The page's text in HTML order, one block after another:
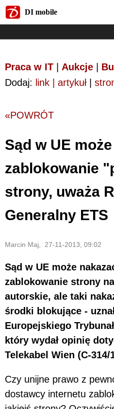
DI mobile
Praca w IT Aukcje
Dodaj: link | artykuł|
«POWRÓT
Sąd w UE
zablokowanie
strony, uważa
Generalny ETS
Marcin Maj, 27-11-2013, 09:02
Sąd w UE może
zablokowanie strony
autorskie, ale taki
środki blokujące -
Europejskiego
który wydał opinię
Telekabel Wien (C-314/
Czy unijne prawo z
dostawcy internetu
DI mobile